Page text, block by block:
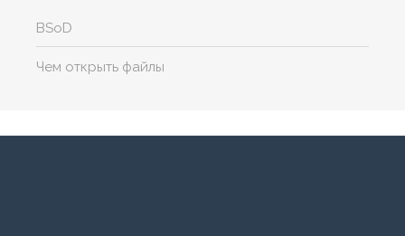
BSoD
Чем открыть файлы